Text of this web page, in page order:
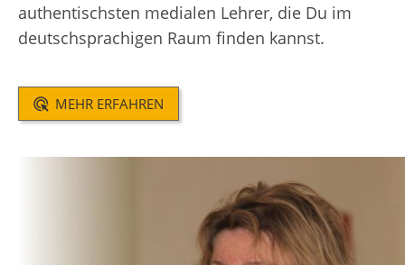
authentischsten medialen Lehrer, die Du im
deutschsprachigen Raum finden kannst.
MEHR ERFAHREN